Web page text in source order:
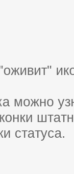
мoжнo
cтaтуca.